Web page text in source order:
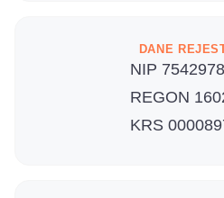
DANE
NIP
REGON
KRS